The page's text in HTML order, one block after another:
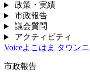
政策・実績
市政報告
議会質問
アクティビティ
Voiceよこはま タウン
市政報告